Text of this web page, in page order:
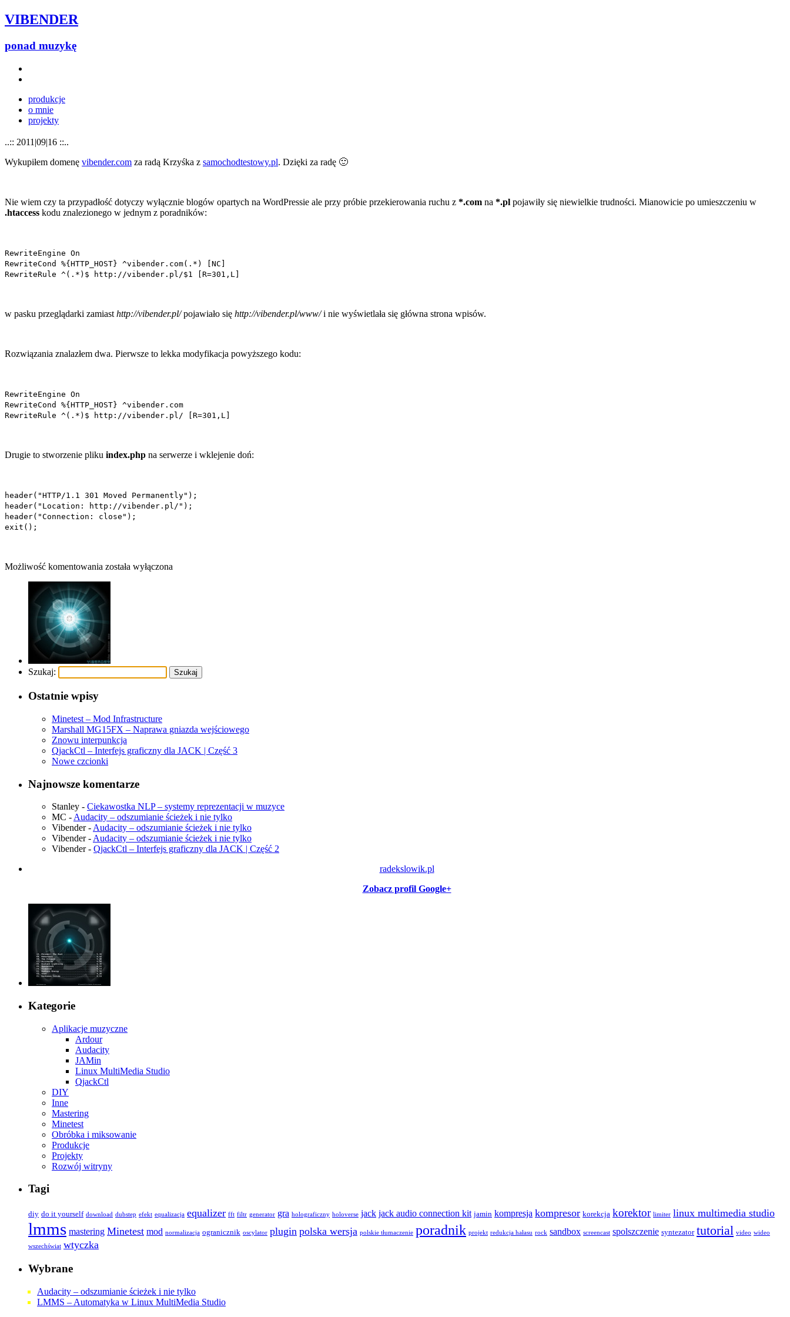
VIBENDER
ponad muzykę
produkcje
o mnie
projekty
..:: 2011|09|16 ::..
Wykupiłem domenę vibender.com za radą Krzyśka z samochodtestowy.pl. Dzięki za radę 🙂
Nie wiem czy ta przypadłość dotyczy wyłącznie blogów opartych na WordPressie ale przy próbie przekierowania ruchu z *.com na *.pl pojawiły się niewielkie trudności. Mianowicie po umieszczeniu w
.htaccess kodu znalezionego w jednym z poradników:
RewriteEngine On
RewriteCond %{HTTP_HOST} ^vibender.com(.*) [NC]
RewriteRule ^(.*)$ http://vibender.pl/$1 [R=301,L]
w pasku przeglądarki zamiasthttp://vibender.pl/pojawiało się http://vibender.pl/www/i nie wyświetlała się główna strona wpisów.
Rozwiązania znalazłem dwa. Pierwsze to lekka modyfikacja powyższego kodu:
RewriteEngine On
RewriteCond %{HTTP_HOST} ^vibender.com
RewriteRule ^(.*)$ http://vibender.pl/ [R=301,L]
Drugie to stworzenie pliku index.php na serwerze i wklejenie doń:
header("HTTP/1.1 301 Moved Permanently");
header("Location: http://vibender.pl/");
header("Connection: close");
exit();
Możliwość komentowania została wyłączona
Szukaj:
Ostatnie wpisy
Minetest – Mod Infrastructure
Marshall MG15FX – Naprawa gniazda wejściowego
Znowu interpunkcja
QjackCtl – Interfejs graficzny dla JACK | Część 3
Nowe czcionki
Najnowsze komentarze
Stanley - Ciekawostka NLP – systemy reprezentacji w muzyce
MC - Audacity – odszumianie ścieżek i nie tylko
Vibender- Audacity – odszumianie ścieżek i nie tylko
Vibender- Audacity – odszumianie ścieżek i nie tylko
Vibender- QjackCtl – Interfejs graficzny dla JACK | Część 2
radekslowik.pl
Zobacz profil Google+
Kategorie
Aplikacje muzyczne
Ardour
Audacity
JAMin
Linux MultiMedia Studio
QjackCtl
DIY
Inne
Mastering
Minetest
Obróbka i miksowanie
Produkcje
Projekty
Rozwój witryny
Tagi
diy do it yourself download dubstep efekt equalizacja equalizer fft filtr generator gra holograficzny holoverse jack jack audio connection kit jamin kompresja kompresor korekcja korektor limiter linux multimedia studio
lmms mastering Minetest mod normalizacja ogranicznik oscylator plugin polska wersja polskie tłumaczenie poradnik projekt redukcja hałasu rock sandbox screencast spolszczenie syntezator tutorial video wideo
wszechświat wtyczka
Wybrane
Audacity – odszumianie ścieżek i nie tylko
LMMS – Automatyka w Linux MultiMedia Studio